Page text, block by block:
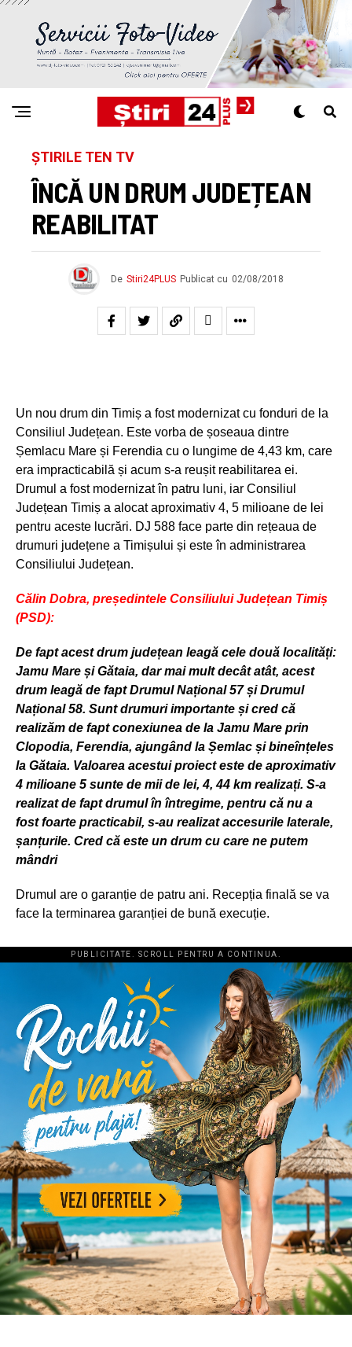
ȘTIRILE TEN TV
ÎNCĂ UN DRUM JUDEȚEAN
REABILITAT
De Stiri24PLUS Publicat cu 02/08/2018
Un nou drum din Timiș a fost modernizat cu fonduri de la
Consiliul Județean. Este vorba de șoseaua dintre
Șemlacu Mare și Ferendia cu o lungime de 4,43 km, care
era impracticabilă și acum s-a reușit reabilitarea ei.
Drumul a fost modernizat în patru luni, iar Consiliul
Județean Timiș a alocat aproximativ 4, 5 milioane de lei
pentru aceste lucrări. DJ 588 face parte din rețeaua de
drumuri județene a Timișului și este în administrarea
Consiliului Județean.
Călin Dobra, președintele Consiliului Județean Timiș
(PSD):
De fapt acest drum județean leagă cele două localități:
Jamu Mare și Gătaia, dar mai mult decât atât, acest
drum leagă de fapt Drumul Național 57 și Drumul
Național 58. Sunt drumuri importante și cred că
realizăm de fapt conexiunea de la Jamu Mare prin
Clopodia, Ferendia, ajungând la Șemlac și bineînțeles
la Gătaia. Valoarea acestui proiect este de aproximativ
4 milioane 5 sunte de mii de lei, 4, 44 km realizați. S-a
realizat de fapt drumul în întregime, pentru că nu a
fost foarte practicabil, s-au realizat accesurile laterale,
șanțurile. Cred că este un drum cu care ne putem
mândri
Drumul are o garanție de patru ani. Recepția finală se va
face la terminarea garanției de bună execuție.
PUBLICITATE. SCROLL PENTRU A CONTINUA.